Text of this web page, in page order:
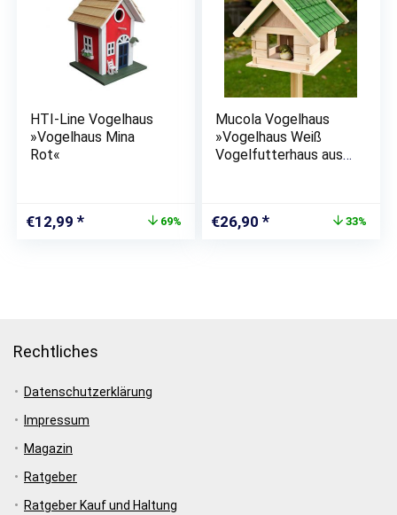
HTI-Line Vogelhaus
»Vogelhaus Mina
Rot«
Ursprünglicher
€12,99
Aktueller
69%
Mucola Vogelhaus
»Vogelhaus Weiß
Vogelfutterhaus aus
Ursprünglicher
€26,90
Aktueller
33%
Rechtliches
Datenschutzerklärung
Impressum
Magazin
Ratgeber
Ratgeber Kauf und Haltung